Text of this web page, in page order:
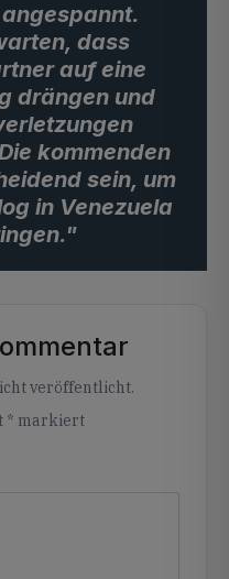
dass
auf eine
drängen und
kommenden
sein, um
in Venezuela
veröffentlicht.
* markiert